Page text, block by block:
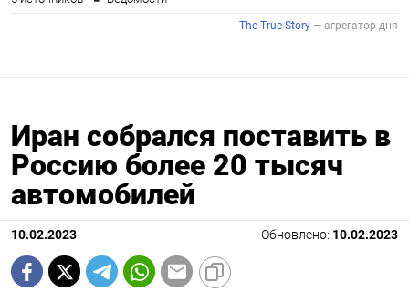
Иран собрался поставить в
Россию более 20 тысяч
автомобилей
10.02.2023 Обновлено: 10.02.2023